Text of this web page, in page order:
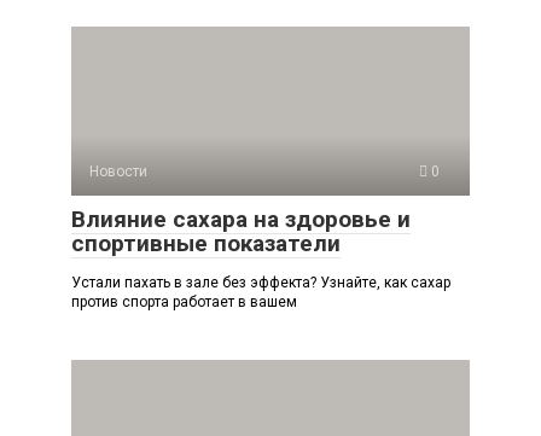
Новости 0
Влияние сахара на здоровье и
спортивные показатели
Устали пахать в зале без эффекта? Узнайте, как сахар
против спорта работает в вашем